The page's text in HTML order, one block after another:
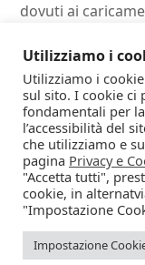
dovuti ai
incongruenze. La
nonché la
verificata
Copyright © 2024
Utilizziamo i
Utilizziamo i
sul sito. I cookie ci
fondamentali per
l’accessibilità del
che utilizziamo e
pagina Privacy e
"Accetta tutti",
cookie, in
"Impostazione
Impostazione